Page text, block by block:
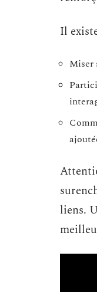
Il
Miser
liens.